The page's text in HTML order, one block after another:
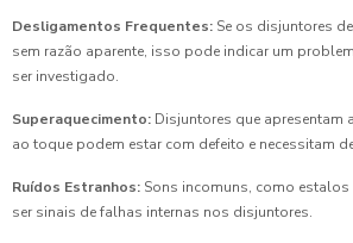
Desligamentos Frequentes: Se os disjuntores
sem razão aparente, isso pode indicar um
ser investigado.
Superaquecimento: Disjuntores que apresentam
ao toque podem estar com defeito e necessitam
Ruídos Estranhos: Sons incomuns, como
ser sinais de falhas internas nos disjuntores.